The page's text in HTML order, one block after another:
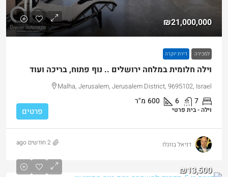
₪21,000,000
למכירה דירת יוקרה
וילה חלומית במלחה ירושלים .. נוף פתוח, בריכה ועוד
Malha, Jerusalem, Jerusalem District, 9695102, Israel
7
6
600 מ"ר
וילה - בית פרטי פרטים
דניאל בוזגלו 2 חודשים ago
₪13,500